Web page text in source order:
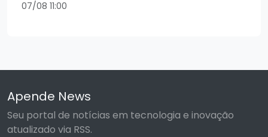
07/08 11:00
Apende News
Seu portal de notícias em tecnologia e inovação
atualizado via RSS.